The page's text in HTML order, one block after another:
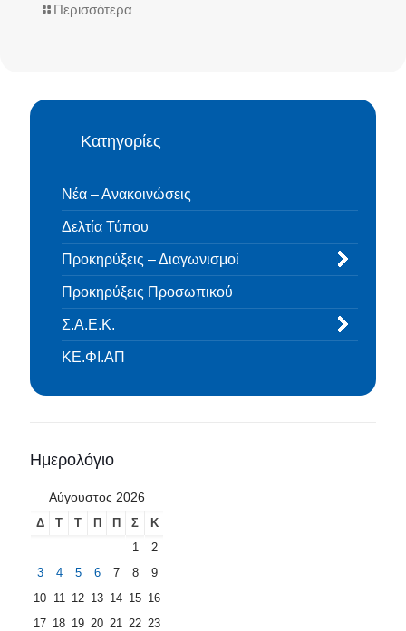
Περισσότερα
Κατηγορίες
Νέα – Ανακοινώσεις
Δελτία Τύπου
Προκηρύξεις – Διαγωνισμοί
Προκηρύξεις Προσωπικού
Σ.Α.Ε.Κ.
ΚΕ.ΦΙ.ΑΠ
Ημερολόγιο
Αύγουστος 2026
Δ Τ Τ Π Π Σ
Κ
1
2
3
4 5 6 7 8
9
10 11 12 13 14 15 16
17 18 19 20 21 22 23